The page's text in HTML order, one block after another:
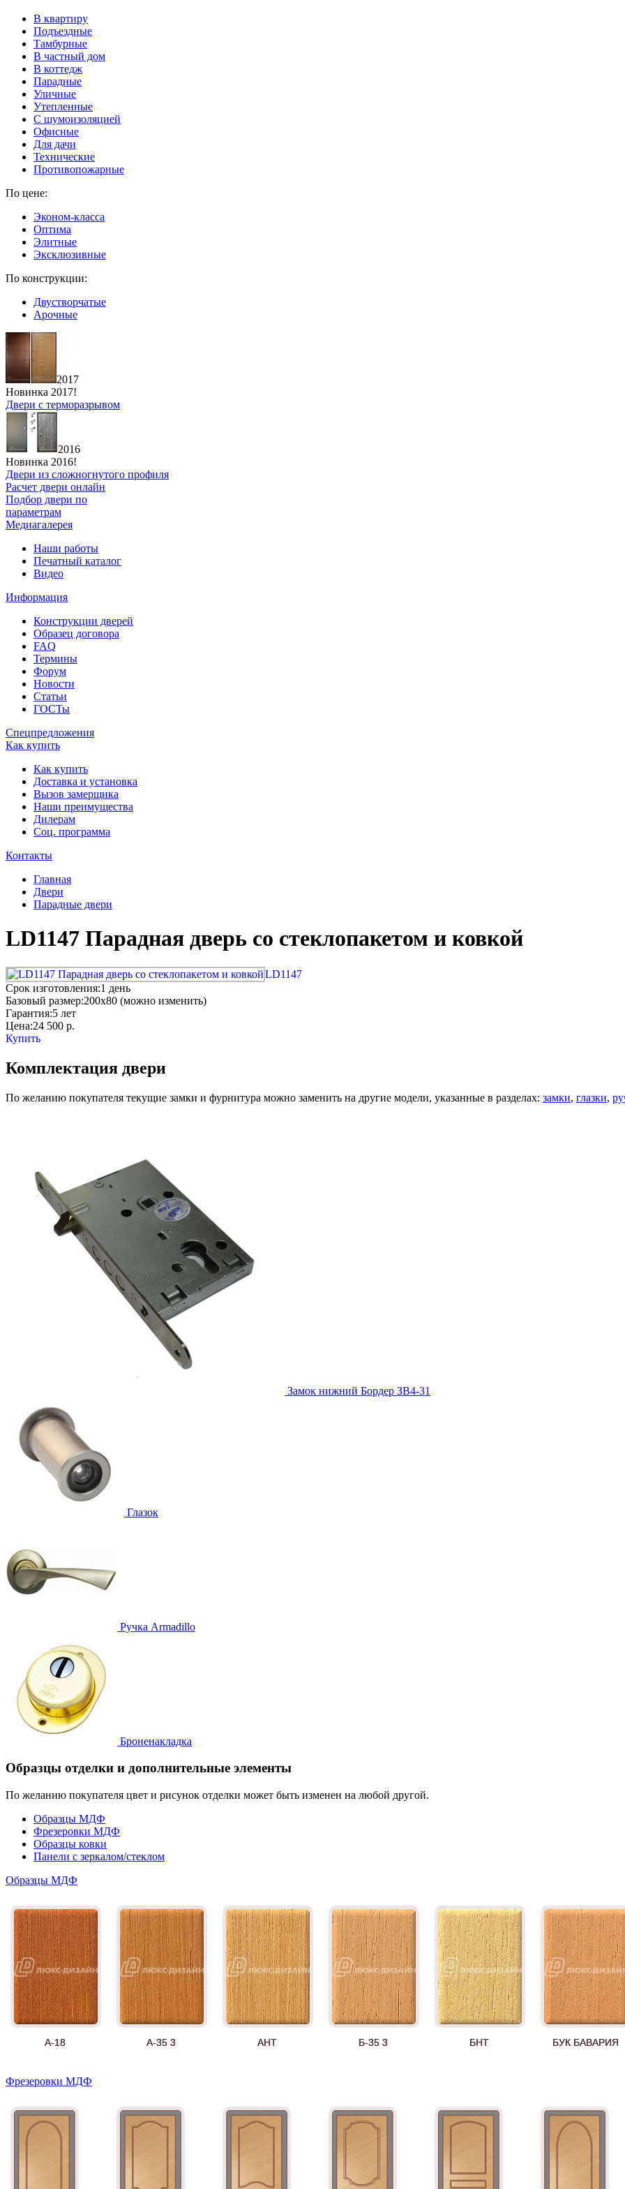
В квартиру
Подъездные
Тамбурные
В частный дом
В коттедж
Парадные
Уличные
Утепленные
C шумоизоляцией
Офисные
Для дачи
Технические
Противопожарные
По цене:
Эконом-класса
Оптима
Элитные
Эксклюзивные
По конструкции:
Двустворчатые
Арочные
2017
Новинка 2017!
Двери с терморазрывом
2016
Новинка 2016!
Двери из сложногнутого профиля
Расчет двери онлайн
Подбор двери по
параметрам
Медиагалерея
Наши работы
Печатный каталог
Видео
Информация
Конструкции дверей
Образец договора
FAQ
Термины
Форум
Новости
Статьи
ГОСТы
Спецпредложения
Как купить
Как купить
Доставка и установка
Вызов замерщика
Наши преимущества
Дилерам
Соц. программа
Контакты
Главная
Двери
Парадные двери
LD1147 Парадная дверь со стеклопакетом и ковкой
LD1147
Срок изготовления:1 день
Базовый размер:200x80 (можно изменить)
Гарантия:5 лет
Цена:24 500 р.
Купить
Комплектация двери
По желанию покупателя текущие замки и фурнитура можно заменить на другие модели, указанные в разделах: замки, глазки,
Замок нижний Бордер ЗВ4-31
Глазок
Ручка Armadillo
Броненакладка
Образцы отделки и дополнительные элементы
По желанию покупателя цвет и рисунок отделки может быть изменен на любой другой.
Образцы МДФ
Фрезеровки МДФ
Образцы ковки
Панели с зеркалом/стеклом
Образцы МДФ
А-18 А-35 3 АНТ Б-35 3 БНТ БУК БАВАРИЯ
Фрезеровки МДФ